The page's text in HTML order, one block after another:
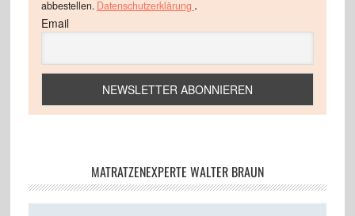
abbestellen. Datenschutzerklärung .
Email
MATRATZENEXPERTE WALTER BRAUN